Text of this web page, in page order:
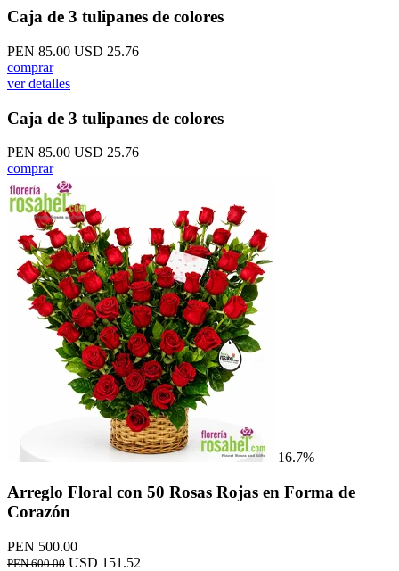
Caja de 3 tulipanes de colores
PEN 85.00 USD 25.76
comprar
ver detalles
Caja de 3 tulipanes de colores
PEN 85.00 USD 25.76
comprar
16.7%
Arreglo Floral con 50 Rosas Rojas en Forma de
Corazón
PEN 500.00
PEN 600.00 USD 151.52